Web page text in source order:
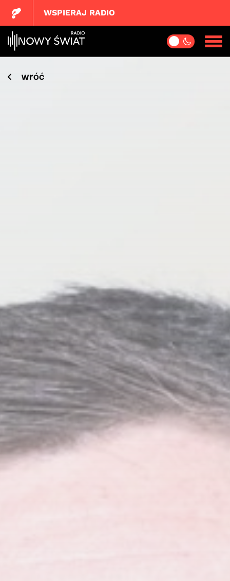
WSPIERAJ RADIO
wróć